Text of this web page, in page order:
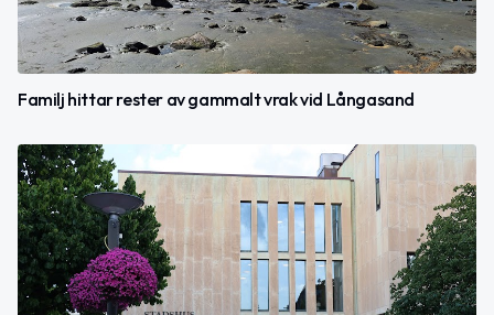
Familj hittar rester av gammalt vrak vid Långasand